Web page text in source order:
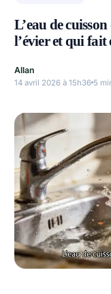
L’eau de
l’évier et qui fait
Allan
14 avril 2026 à 15h36 5